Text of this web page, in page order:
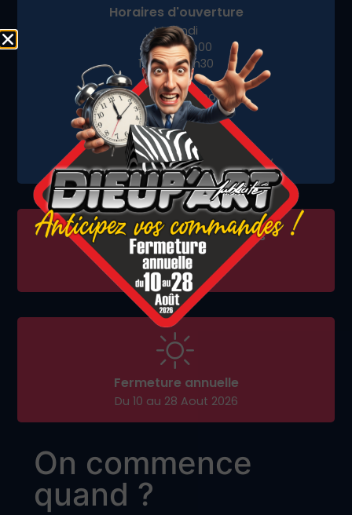
Horaires d'ouverture
Le Lundi
9h00 - 12h00
14h00 - 18h30
Du Mardi au Vendredi
8h00 - 12h00
14h00 - 18h30
En dehors de ces horaires, sur RDV
Fermetures exceptionnelles
Le vendredi 15 Mai
Le lundi 13 juillet
Fermeture annuelle
Du 10 au 28 Aout 2026
On commence
quand ?